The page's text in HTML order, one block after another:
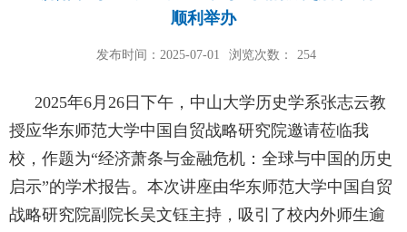
顺利举办
发布时间：2025-07-01 浏览次数： 254
2025年6月26日下午，中山大学历史学系张志云教
授应华东师范大学中国自贸战略研究院邀请莅临我
校，作题为“经济萧条与金融危机：全球与中国的历史
启示”的学术报告。本次讲座由华东师范大学中国自贸
战略研究院副院长吴文钰主持，吸引了校内外师生逾